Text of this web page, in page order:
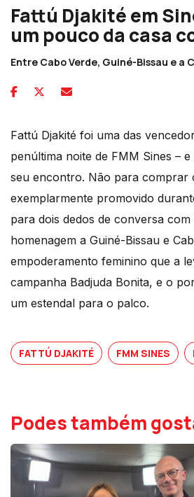
Fattú Djakité em
um pouco da casa
Entre Cabo Verde, Guiné-Bissau e a
Fattú Djakité foi uma das
penúltima noite de FMM Sines –
seu encontro. Não para comprar
exemplarmente promovido
para dois dedos de conversa
homenagem a Guiné-Bissau e
empoderamento feminino que a
campanha Badjuda Bonita, e o
um estendal para o palco.
FATTÚ DJAKITÉ FMM SINES
Podes também